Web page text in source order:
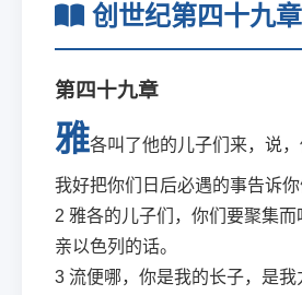
创世纪第四十九
第四十九章
雅各叫了他的儿子们来，说，
我好把你们日后必遇的事告诉你
2 雅各的儿子们，你们要聚集而
亲以色列的话。
3 流便哪，你是我的长子，是